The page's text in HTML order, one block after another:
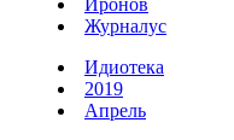
Иронов
Журналус
Идиотека
2019
Апрель